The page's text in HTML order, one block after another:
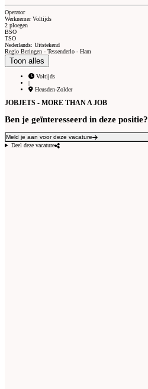
Operator
Werknemer Voltijds
2 ploegen
BSO
TSO
Nederlands: Uitstekend
Regio Beringen - Tessenderlo - Ham
Toon alles
Voltijds
|
Heusden-Zolder
JOBJETS - MORE THAN A JOB
Ben je geïnteresseerd in deze positie?
Meld je aan voor deze vacature
Deel deze vacature